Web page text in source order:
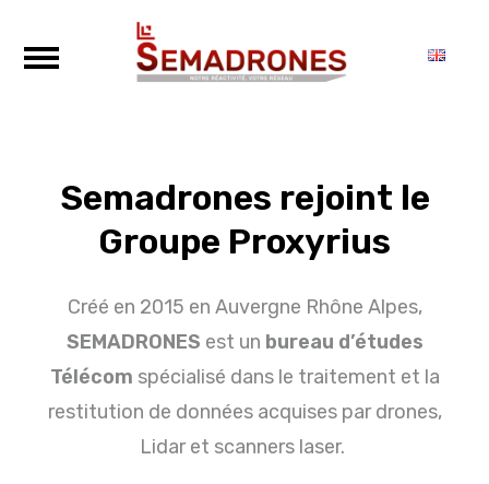
Semadrones rejoint le
Groupe Proxyrius
Créé en 2015 en Auvergne Rhône Alpes,
SEMADRONES est un bureau d’études
Télécom spécialisé dans le traitement et la
restitution de données acquises par drones,
Lidar et scanners laser.